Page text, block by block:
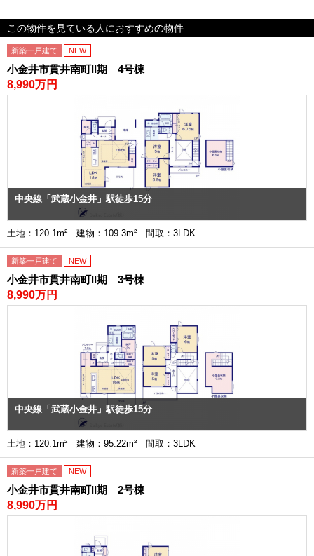
この物件を見ている人におすすめの物件
新築一戸建て NEW
小金井市貫井南町II期 4号棟
8,990万円
中央線「武蔵小金井」駅徒歩15分
土地：120.1m² 建物：109.3m² 間取：3LDK
新築一戸建て NEW
小金井市貫井南町II期 3号棟
8,990万円
中央線「武蔵小金井」駅徒歩15分
土地：120.1m² 建物：95.22m² 間取：3LDK
新築一戸建て NEW
小金井市貫井南町II期 2号棟
8,990万円